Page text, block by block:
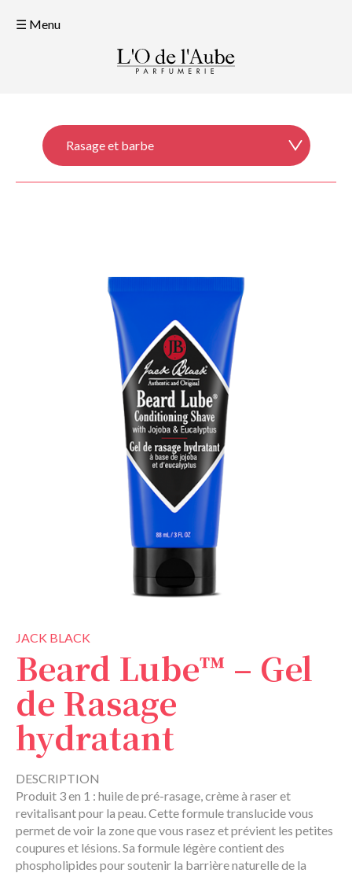
☰ Menu
JACK BLACK
Beard Lube™ – Gel
de Rasage
hydratant
DESCRIPTION
Produit 3 en 1 : huile de pré-rasage, crème à raser et
revitalisant pour la peau. Cette formule translucide vous
permet de voir la zone que vous rasez et prévient les petites
coupures et lésions. Sa formule légère contient des
phospholipides pour soutenir la barrière naturelle de la